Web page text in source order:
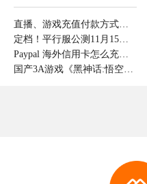
直播、游戏充值付款方式支持那些呢！如何付款成功。
定档！平行服公测11月15日开启，逆转时光重逢最初的江湖！
Paypal 海外信用卡怎么充值抖音钻石
国产3A游戏《黑神话:悟空》正式上线